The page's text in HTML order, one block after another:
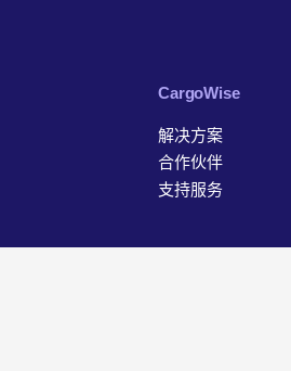
‎CargoWise
解决方案
合作伙伴
支持服务